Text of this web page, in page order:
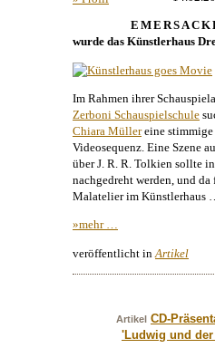
wurde das Künstlerhaus
Im Rahmen ihrer
Zerboni Schauspielschule
Chiara Müllereine
Videosequenz. Eine Szene
über J. R. R. Tolkien sollte
nachgedreht werden, und
Malatelier im Künstlerhaus
»mehr …
veröffentlicht in Artikel
Artikel CD-
'Ludwig und